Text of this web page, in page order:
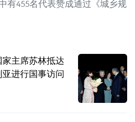
有455名代表赞成通过《城乡规
主席苏林抵达
进行国事访问